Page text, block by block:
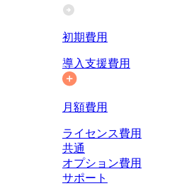
初期費用
導入支援費用
月額費用
ライセンス費用
共通
オプション費用
サポート